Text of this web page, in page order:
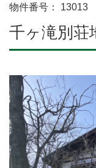
物件番号： 13013
千ヶ滝別荘